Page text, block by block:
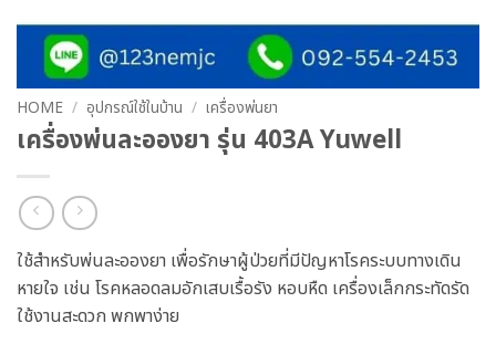
HOME / อุปกรณ์ใช้ในบ้าน / เครื่องพ่นยา
เครื่องพ่นละอองยา รุ่น 403A Yuwell
ใช้สำหรับพ่นละอองยา เพื่อรักษาผู้ป่วยที่มีปัญหาโรคระบบทางเดิน
หายใจ เช่น โรคหลอดลมอักเสบเรื้อรัง หอบหืด เครื่องเล็กกระทัดรัด
ใช้งานสะดวก พกพาง่าย